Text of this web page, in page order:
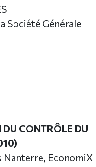
Société Générale
CONTRÔLE DU
Nanterre, EconomiX